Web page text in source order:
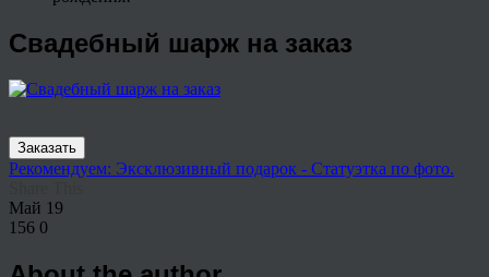
Свадебный шарж на заказ
Заказать
Рекомендуем: Эксклюзивный подарок - Статуэтка по фото.
Май 19
156 0